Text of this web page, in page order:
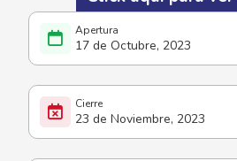
17 de Octubre, 2023
23 de Noviembre, 2023